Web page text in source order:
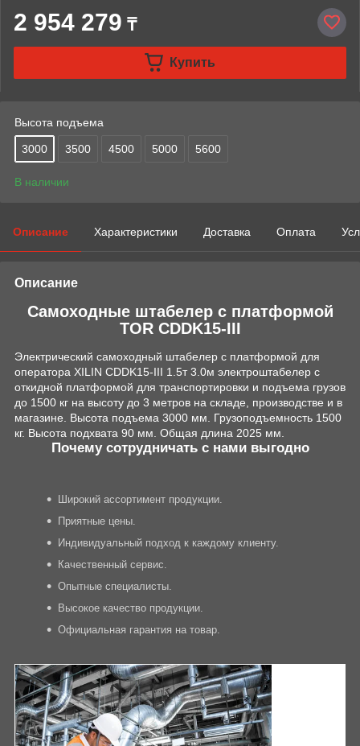
2 954 279 ₸
Купить
Высота подъема
3000 3500 4500 5000 5600
В наличии
Описание Характеристики Доставка Оплата
Описание
Самоходные штабелер с платформой
TOR CDDK15-III
Электрический самоходный штабелер с платформой для
оператора XILIN CDDK15-III 1.5т 3.0м электроштабелер с
откидной платформой для транспортировки и подъема грузов
до 1500 кг на высоту до 3 метров на складе, производстве и в
магазине. Высота подъема 3000 мм. Грузоподъемность 1500
кг. Высота подхвата 90 мм. Общая длина 2025 мм.
Почему сотрудничать с нами выгодно
Широкий ассортимент продукции.
Приятные цены.
Индивидуальный подход к каждому клиенту.
Качественный сервис.
Опытные специалисты.
Высокое качество продукции.
Официальная гарантия на товар.